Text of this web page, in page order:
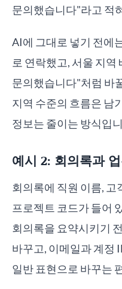
문의했습니다"라고 적
AI에 그대로 넣기 전에
로 연락했고, 서울 지역
문의했습니다"처럼 바
지역 수준의 흐름은 남
정보는 줄이는 방식입
예시 2: 회의록과
회의록에 직원 이름, 고
프로젝트 코드가 들어
회의록을 요약시키기
바꾸고, 이메일과 계정
일반 표현으로 바꾸는